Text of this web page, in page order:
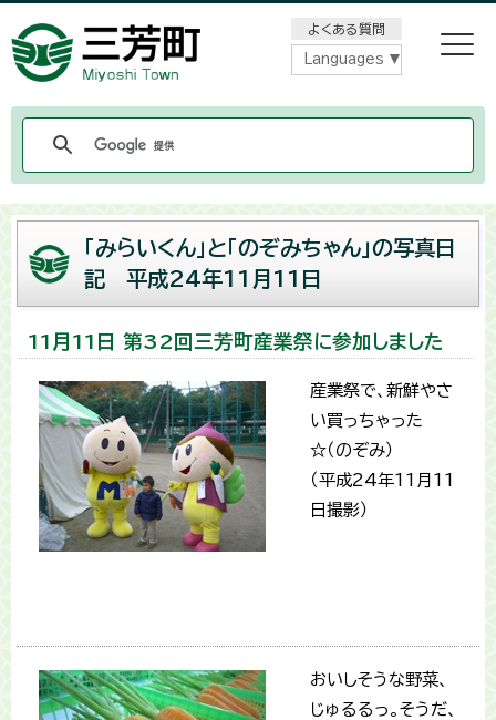
よくある質問
Languages
「みらいくん」と「のぞみちゃん」の写真日
記 平成24年11月11日
11月11日 第32回三芳町産業祭に参加しました
産業祭で、新鮮やさ
い買っちゃった
☆（のぞみ）
（平成24年11月11
日撮影）
おいしそうな野菜、
じゅるるっ。そうだ、